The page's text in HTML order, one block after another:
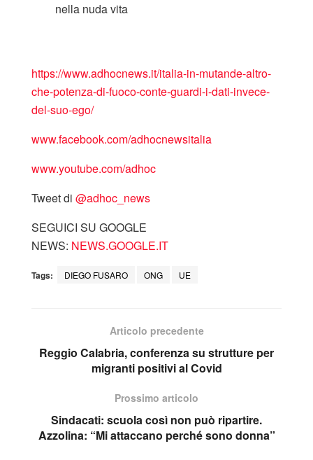
nella nuda vita
https://www.adhocnews.it/italia-in-mutande-altro-
che-potenza-di-fuoco-conte-guardi-i-dati-invece-
del-suo-ego/
www.facebook.com/adhocnewsitalia
www.youtube.com/adhoc
Tweet di ‎@adhoc_news
SEGUICI SU GOOGLE
NEWS: NEWS.GOOGLE.IT
Tags: DIEGO FUSARO ONG UE
Articolo precedente
Reggio Calabria, conferenza su strutture per
migranti positivi al Covid
Prossimo articolo
Sindacati: scuola così non può ripartire.
Azzolina: “Mi attaccano perché sono donna”